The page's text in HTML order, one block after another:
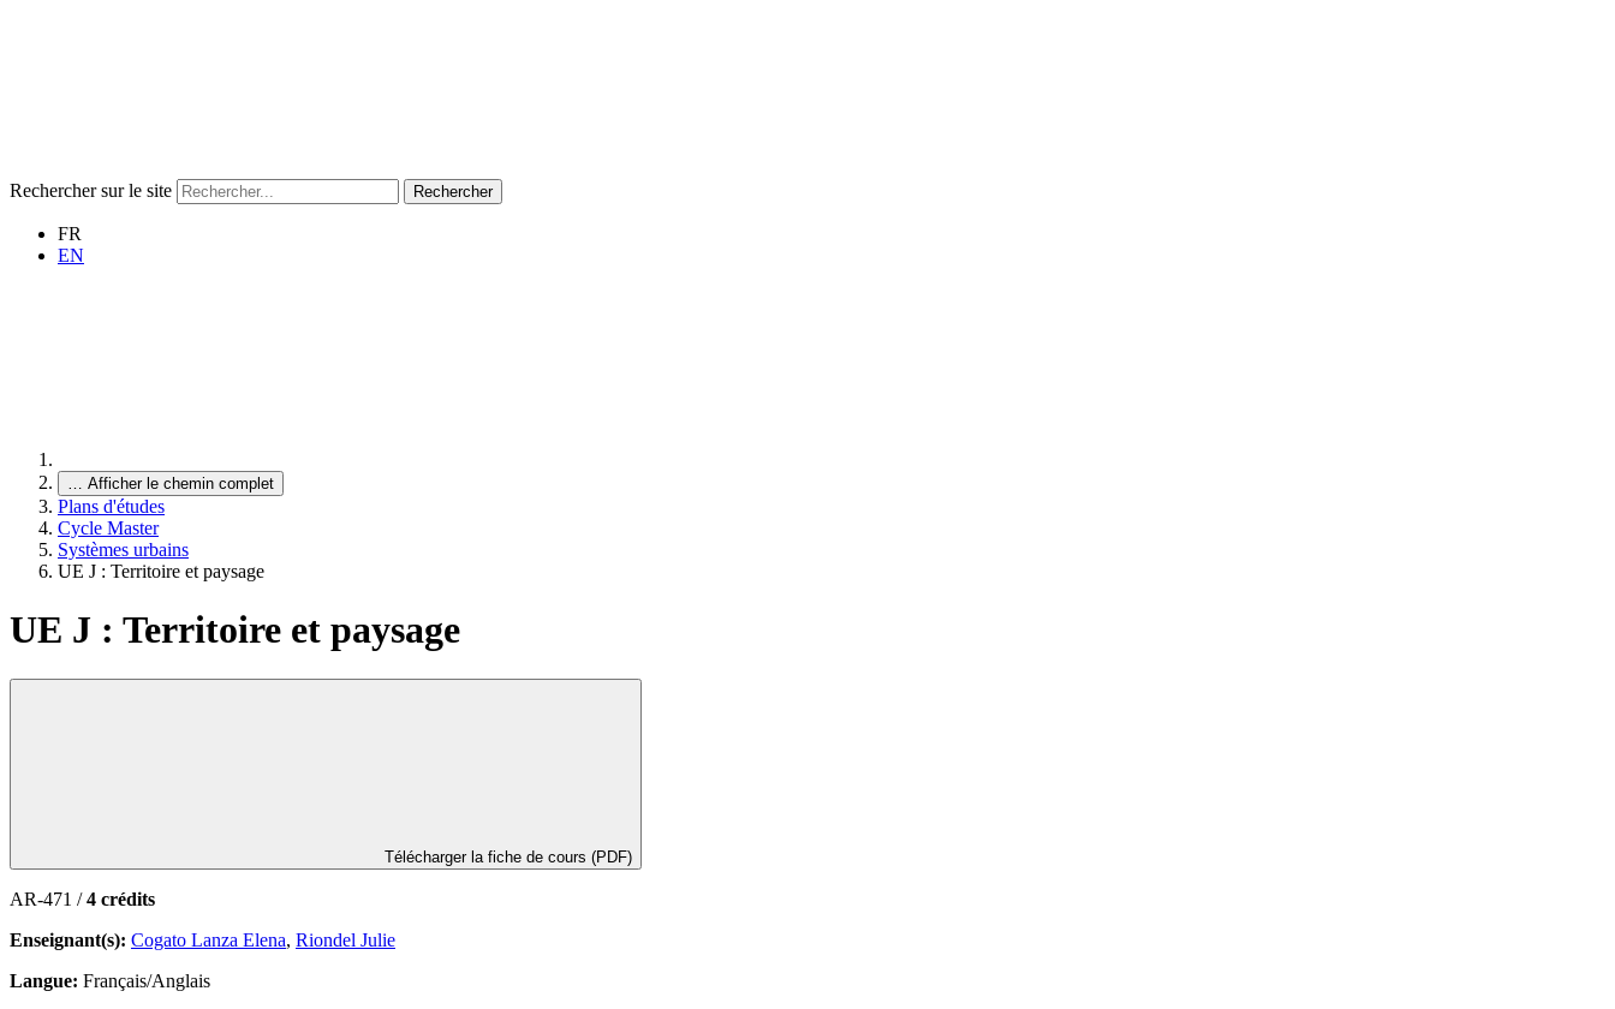
Rechercher sur le site Rechercher
FR
EN
… Afficher le chemin complet
Plans d'études
Cycle Master
Systèmes urbains
UE J : Territoire et paysage
UE J : Territoire et paysage
Télécharger la fiche de cours (PDF)
AR-471 /4 crédits
Enseignant(s): Cogato Lanza Elena, Riondel Julie
Langue: Français/Anglais